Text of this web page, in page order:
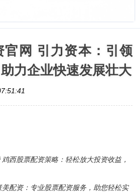
官网 引力资本：引领
力企业快速发展壮大
西股票配资策略：轻松放大投资收益，
美配资：专业股票配资服务，助您轻松实